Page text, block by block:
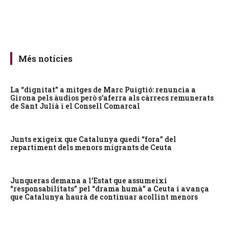
Més notícies
La “dignitat” a mitges de Marc Puigtió: renuncia a
Girona pels àudios però s’aferra als càrrecs remunerats
de Sant Julià i el Consell Comarcal
Junts exigeix que Catalunya quedi “fora” del
repartiment dels menors migrants de Ceuta
Junqueras demana a l’Estat que assumeixi
“responsabilitats” pel “drama humà” a Ceuta i avança
que Catalunya haurà de continuar acollint menors